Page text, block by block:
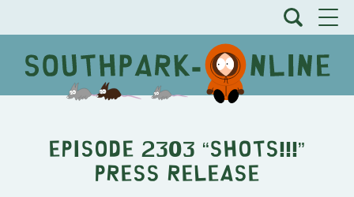
Episode 2303 “Shots!!!”
Press Release